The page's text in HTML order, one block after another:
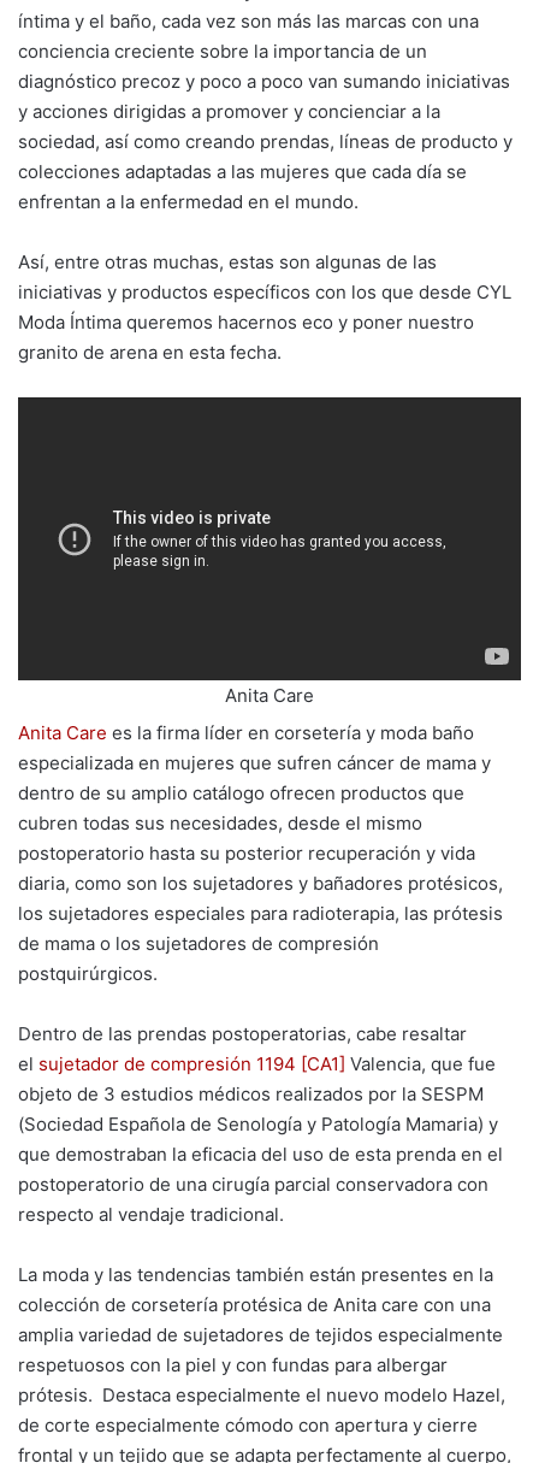
íntima y el baño, cada vez son más las marcas con una
conciencia creciente sobre la importancia de un
diagnóstico precoz y poco a poco van sumando iniciativas
y acciones dirigidas a promover y concienciar a la
sociedad, así como creando prendas, líneas de producto y
colecciones adaptadas a las mujeres que cada día se
enfrentan a la enfermedad en el mundo.
Así, entre otras muchas, estas son algunas de las
iniciativas y productos específicos con los que desde CYL
Moda Íntima queremos hacernos eco y poner nuestro
granito de arena en esta fecha.
Anita Care
Anita Care es la firma líder en corsetería y moda baño
especializada en mujeres que sufren cáncer de mama y
dentro de su amplio catálogo ofrecen productos que
cubren todas sus necesidades, desde el mismo
postoperatorio hasta su posterior recuperación y vida
diaria, como son los sujetadores y bañadores protésicos,
los sujetadores especiales para radioterapia, las prótesis
de mama o los sujetadores de compresión
postquirúrgicos.
Dentro de las prendas postoperatorias, cabe resaltar
el sujetador de compresión 1194 [CA1] Valencia, que fue
objeto de 3 estudios médicos realizados por la SESPM
(Sociedad Española de Senología y Patología Mamaria) y
que demostraban la eficacia del uso de esta prenda en el
postoperatorio de una cirugía parcial conservadora con
respecto al vendaje tradicional.
La moda y las tendencias también están presentes en la
colección de corsetería protésica de Anita care con una
amplia variedad de sujetadores de tejidos especialmente
respetuosos con la piel y con fundas para albergar
prótesis. Destaca especialmente el nuevo modelo Hazel,
de corte especialmente cómodo con apertura y cierre
frontal y un tejido que se adapta perfectamente al cuerpo,